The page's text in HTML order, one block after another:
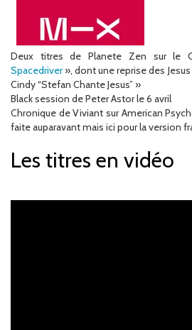
Deux titres de Planete Zen sur le
Spacedriver», dont une reprise des
Cindy “Stefan Chante Jesus” »
Black session de Peter Astor le 6 avril
Chronique de Viviant sur American
faite auparavant mais ici pour la version
Les titres en vidéo